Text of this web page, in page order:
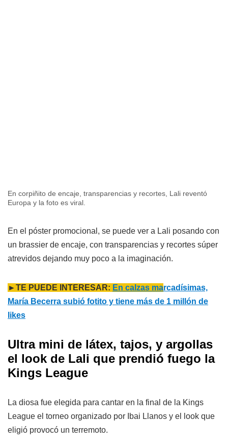
En corpiñito de encaje, transparencias y recortes, Lali reventó
Europa y la foto es viral.
En el póster promocional, se puede ver a Lali posando con
un brassier de encaje, con transparencias y recortes súper
atrevidos dejando muy poco a la imaginación.
►TE PUEDE INTERESAR: En calzas marcadísimas,
María Becerra subió fotito y tiene más de 1 millón de
likes
Ultra mini de látex, tajos, y argollas
el look de Lali que prendió fuego la
Kings League
La diosa fue elegida para cantar en la final de la Kings
League el torneo organizado por Ibai Llanos y el look que
eligió provocó un terremoto.